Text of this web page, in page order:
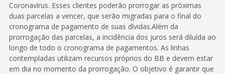
Coronavírus. Esses clientes poderão prorrogar as próximas
duas parcelas a vencer, que serão migradas para o final do
cronograma de pagamento de suas dívidas.Além da
prorrogação das parcelas, a incidência dos juros será diluída ao
longo de todo o cronograma de pagamentos. As linhas
contempladas utilizam recursos próprios do BB e devem estar
em dia no momento da prorrogação. O objetivo é garantir que